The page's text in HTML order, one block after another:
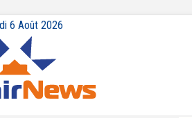
6 Août 2026